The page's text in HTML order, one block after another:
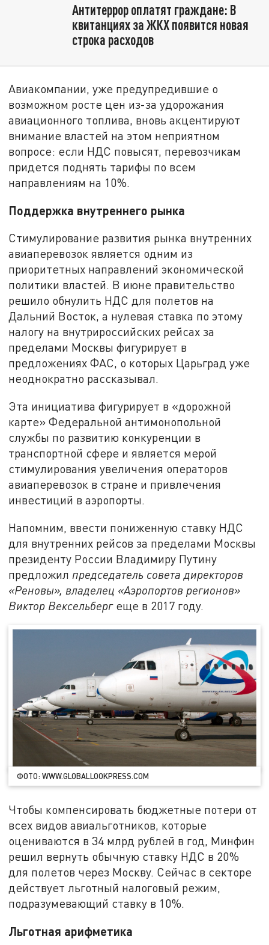
Антитеррор оплатят граждане: В
квитанциях за ЖКХ появится новая
строка расходов
Авиакомпании, уже предупредившие о
возможном росте цен из-за удорожания
авиационного топлива, вновь акцентируют
внимание властей на этом неприятном
вопросе: если НДС повысят, перевозчикам
придется поднять тарифы по всем
направлениям на 10%.
Поддержка внутреннего рынка
Стимулирование развития рынка внутренних
авиаперевозок является одним из
приоритетных направлений экономической
политики властей. В июне правительство
решило обнулить НДС для полетов на
Дальний Восток, а нулевая ставка по этому
налогу на внутрироссийских рейсах за
пределами Москвы фигурирует в
предложениях ФАС, о которых Царьград уже
неоднократно рассказывал.
Эта инициатива фигурирует в «дорожной
карте» Федеральной антимонопольной
службы по развитию конкуренции в
транспортной сфере и является мерой
стимулирования увеличения операторов
авиаперевозок в стране и привлечения
инвестиций в аэропорты.
Напомним, ввести пониженную ставку НДС
для внутренних рейсов за пределами Москвы
президенту России Владимиру Путину
предложил председатель совета директоров
«Реновы», владелец «Аэропортов регионов»
Виктор Вексельбергеще в 2017 году.
ФОТО: WWW.GLOBALLOOKPRESS.COM
Чтобы компенсировать бюджетные потери от
всех видов авиальготников, которые
оцениваются в 34 млрд рублей в год, Минфин
решил вернуть обычную ставку НДС в 20%
для полетов через Москву. Сейчас в секторе
действует льготный налоговый режим,
подразумевающий ставку в 10%.
Льготная арифметика